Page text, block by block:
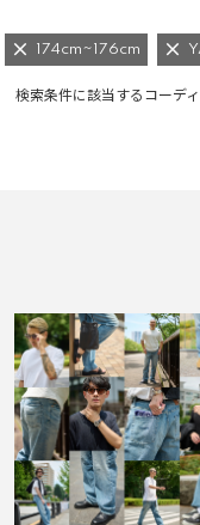
174cm~176cm
検索条件に該当するコーデ